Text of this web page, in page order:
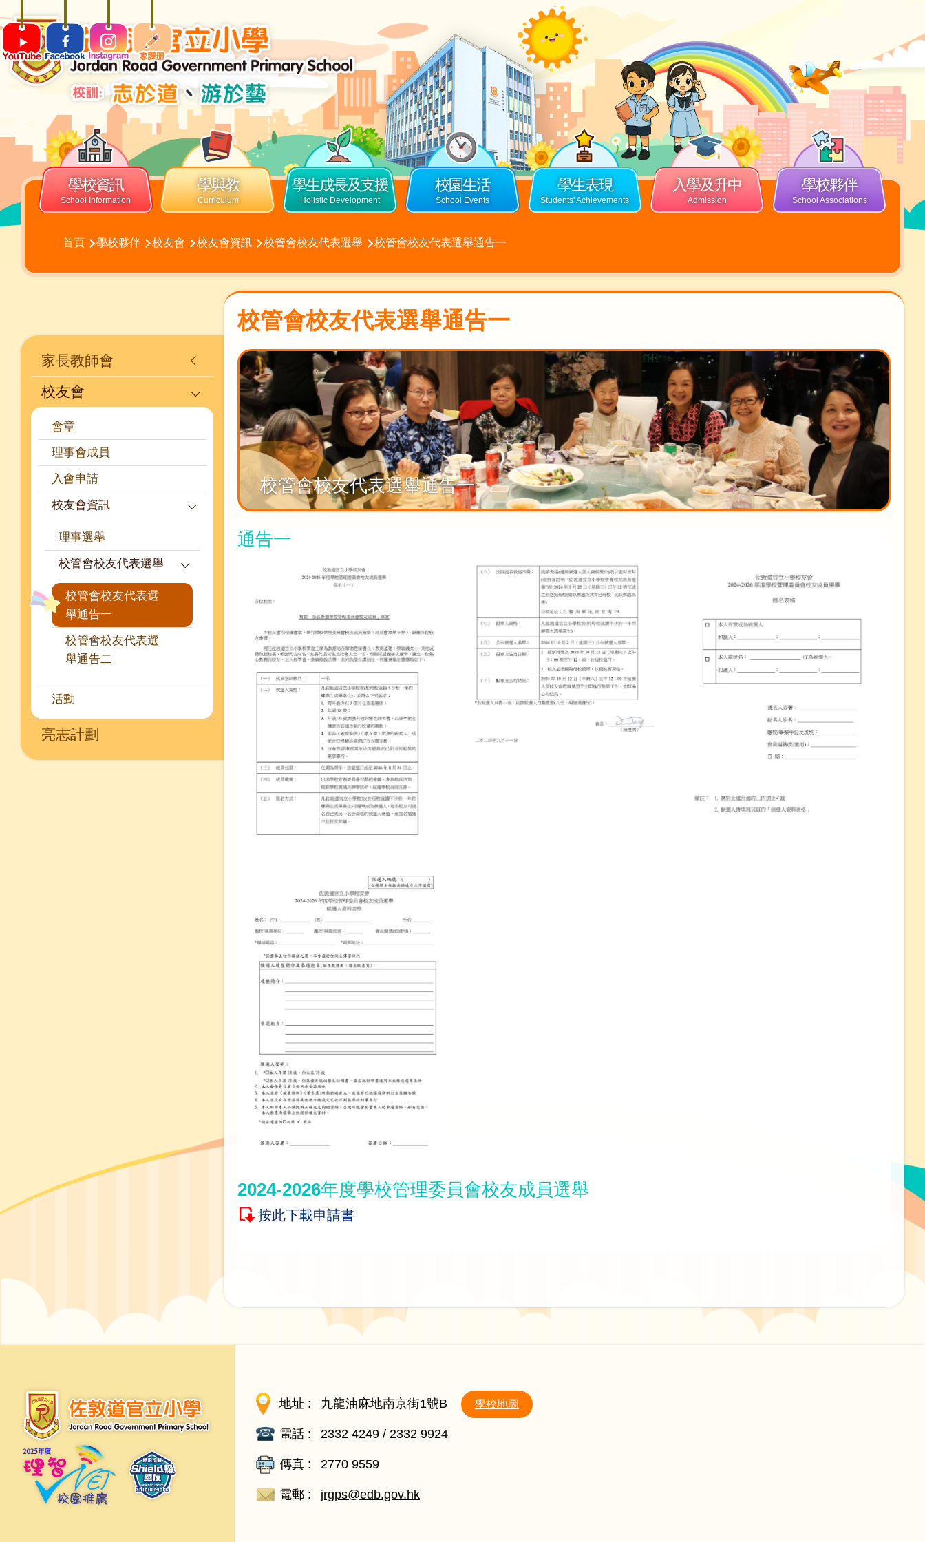
ENG
Main
navigation
學校資訊 學與教 學生成長及支援 校園生活 學生表現 入學及升中 學校夥伴
航
連
首頁 學校夥伴 校友會 校友會資訊 校管會校友代表選舉 校管會校友代表選舉通告一
校管會校友代表選舉通告一
校管會校友代表選舉通告一
通告一
2024-2026年度學校管理委員會校友成員選舉
按此下載申請書
Main
navigation
家長教師會
校友會
會章
理事會成員
入會申請
校友會資訊
理事選舉
校管會校友代表選舉
校管會校友代表選
舉通告一
校管會校友代表選
舉通告二
活動
亮志計劃
地址 : 九龍油麻地南京街1號B 學校地圖
電話 : 2332 4249 / 2332 9924
傳真 : 2770 9559
電郵 : jrgps@edb.gov.hk